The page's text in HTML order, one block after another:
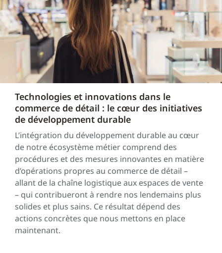
Technologies et innovations dans le
commerce de détail : le cœur des initiatives
de développement durable
L’intégration du développement durable au cœur
de notre écosystème métier comprend des
procédures et des mesures innovantes en matière
d’opérations propres au commerce de détail –
allant de la chaîne logistique aux espaces de vente
– qui contribueront à rendre nos lendemains plus
solides et plus sains. Ce résultat dépend des
actions concrètes que nous mettons en place
maintenant.